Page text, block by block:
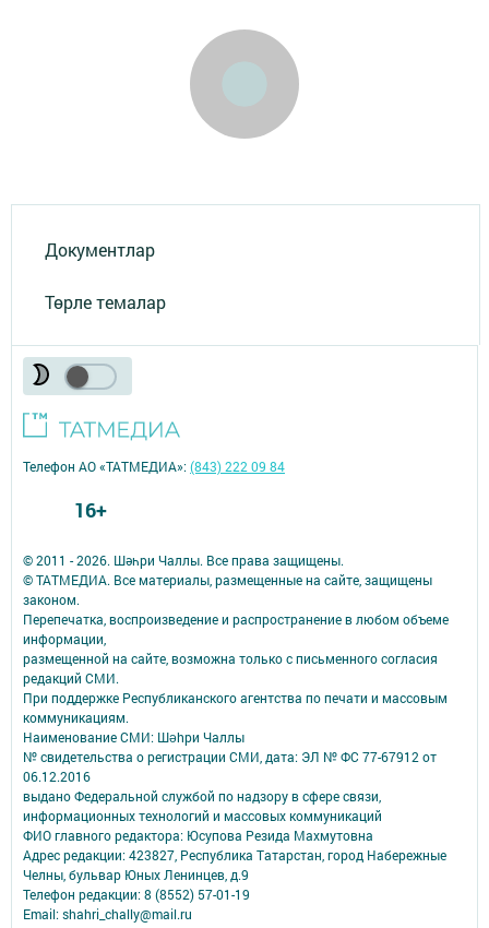
Документлар
Төрле темалар
© 2011 - 2026. Шәһри Чаллы. Все права защищены.
© ТАТМЕДИА. Все материалы, размещенные на сайте, защищены
законом.
Перепечатка, воспроизведение и распространение в любом объеме
информации,
размещенной на сайте, возможна только с письменного согласия
редакций СМИ.
При поддержке Республиканского агентства по печати и массовым
коммуникациям.
Наименование СМИ: Шəhри Чаллы
№ свидетельства о регистрации СМИ, дата: ЭЛ № ФС 77-67912 от
06.12.2016
выдано Федеральной службой по надзору в сфере связи,
информационных технологий и массовых коммуникаций
ФИО главного редактора: Юсупова Резида Махмутовна
Адрес редакции: 423827, Республика Татарстан, город Набережные
Челны, бульвар Юных Ленинцев, д.9
Телефон редакции: 8 (8552) 57-01-19
Email: shahri_chally@mail.ru
Телефон АО «ТАТМЕДИА»:(843) 222 09 84
16+